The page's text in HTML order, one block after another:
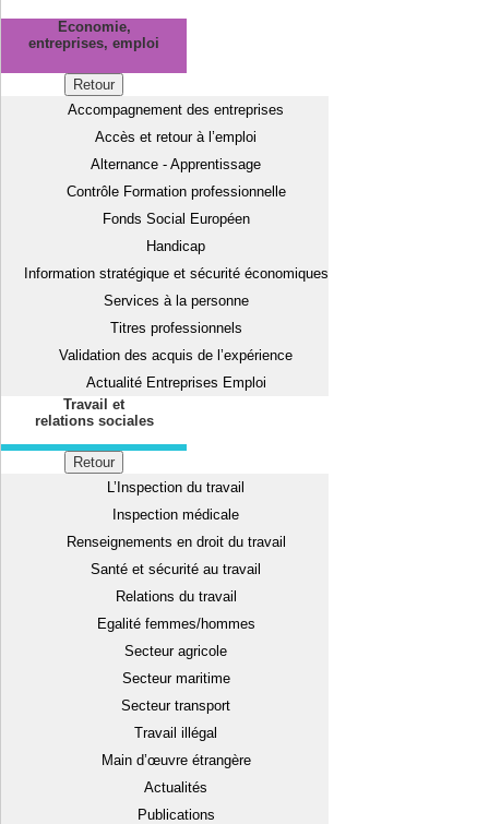
Economie,
entreprises, emploi
Retour
Accompagnement des entreprises
Accès et retour à l’emploi
Alternance - Apprentissage
Contrôle Formation professionnelle
Fonds Social Européen
Handicap
Information stratégique et sécurité économiques
Services à la personne
Titres professionnels
Validation des acquis de l’expérience
Actualité Entreprises Emploi
Travail et
relations sociales
Retour
L’Inspection du travail
Inspection médicale
Renseignements en droit du travail
Santé et sécurité au travail
Relations du travail
Egalité femmes/hommes
Secteur agricole
Secteur maritime
Secteur transport
Travail illégal
Main d’œuvre étrangère
Actualités
Publications